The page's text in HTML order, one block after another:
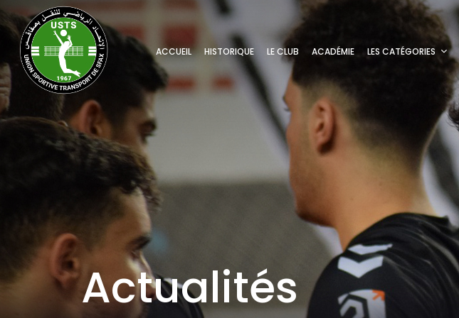
ACCUEIL HISTORIQUE LE CLUB ACADÉMIE LES CATÉGORIES
Actualités